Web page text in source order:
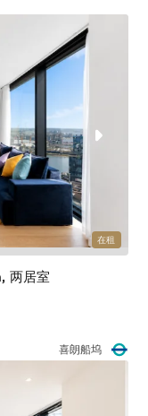
在租
两居室
喜朗船坞